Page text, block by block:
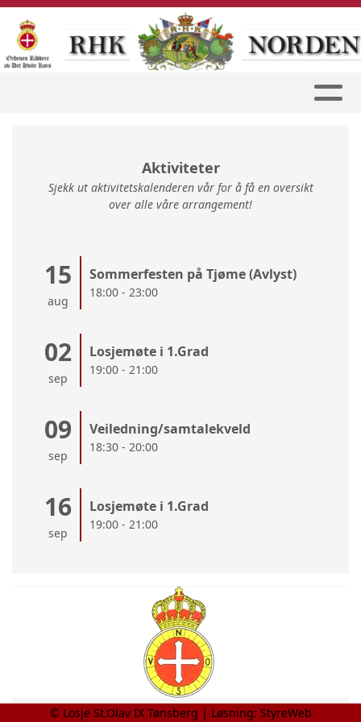
Aktiviteter
Sjekk ut aktivitetskalenderen vår for å få en oversikt
over alle våre arrangement!
15
aug
Sommerfesten på Tjøme (Avlyst)
18:00 - 23:00
02
sep
Losjemøte i 1.Grad
19:00 - 21:00
09
sep
Veiledning/samtalekveld
18:30 - 20:00
16
sep
Losjemøte i 1.Grad
19:00 - 21:00
Nye Brødre i Losje IX
© Losje St.Olav IX Tønsberg | Løsning: StyreWeb